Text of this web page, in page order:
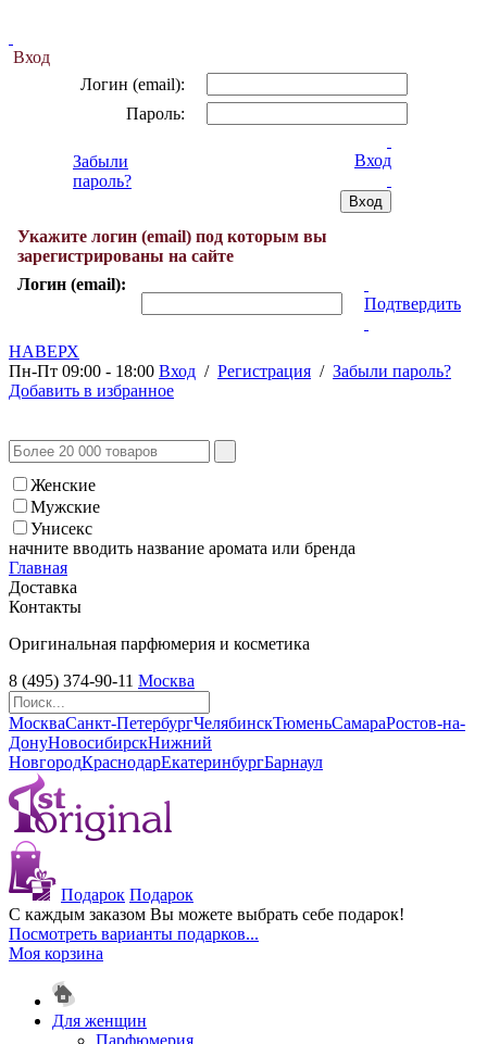
Вход
Логин (email):
Пароль:
Забыли
пароль?
Вход
Укажите логин (email) под которым вы
зарегистрированы на сайте
Логин (email):
Подтвердить
НАВЕРХ
Пн-Пт 09:00 - 18:00 Вход / Регистрация / Забыли пароль?
Добавить в избранное
Женские
Мужские
Унисекс
начните вводить название аромата или бренда
Главная
Доставка
Контакты
Оригинальная парфюмерия и косметика
8 (495) 374-90-11 Москва
МоскваСанкт-ПетербургЧелябинскТюменьСамараРостов-на-
ДонуНовосибирскНижний
НовгородКраснодарЕкатеринбургБарнаул
Подарок Подарок
С каждым заказом Вы можете выбрать себе подарок!
Посмотреть варианты подарков...
Моя корзина
Для женщин
Парфюмерия